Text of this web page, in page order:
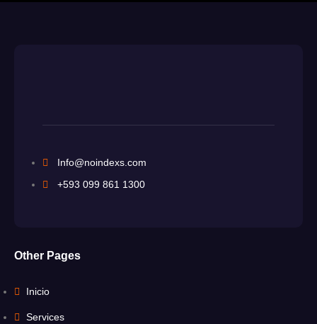
Info@noindexs.com
+593 099 861 1300
Other Pages
Inicio
Services